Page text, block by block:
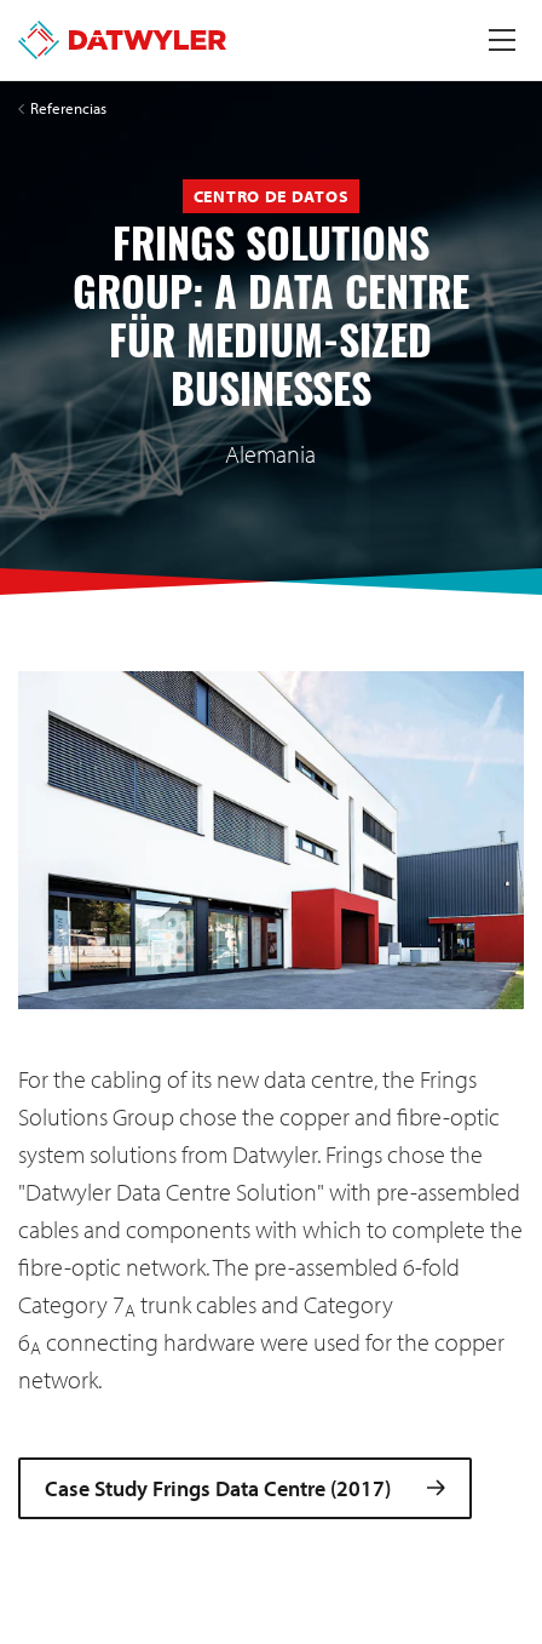
Referencias
CENTRO DE DATOS
FRINGS SOLUTIONS
GROUP: A DATA CENTRE
FÜR MEDIUM-SIZED
BUSINESSES
Alemania
For the cabling of its new data centre, the Frings
Solutions Group chose the copper and fibre-optic
system solutions from Datwyler. Frings chose the
"Datwyler Data Centre Solution" with pre-assembled
cables and components with which to complete the
fibre-optic network. The pre-assembled 6-fold
Category 7A trunk cables and Category
6A connecting hardware were used for the copper
network.
Case Study Frings Data Centre (2017)